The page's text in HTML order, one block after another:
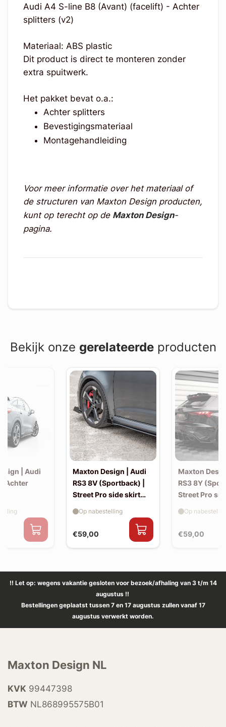
Audi A4 S-line B8 (Avant) (facelift) - Achter
splitters (v2)
Materiaal: ABS plastic
Dit product is direct te monteren zonder
extra spuitwerk.
Het pakket bevat o.a.:
Achter splitters
Bevestigingsmateriaal
Montagehandleiding
Voor meer informatie over het materiaal of
de structuren van Maxton Design producten,
kunt op terecht op de Maxton Design-
pagina.
Bekijk onze gerelateerdeproducten
| Audi
| Achter
Maxton Design | Audi
RS3 8V (Sportback) |
Street Pro side skirt
€59,00
Op nabestelling
Maxton
RS3 8Y
Street Pro
€59,00
Op
!! Let op: wegens vakantie gesloten voor bezoek/afhaling van 3 t/m 14
augustus !!
Bestellingen geplaatst tussen 7 en 17 augustus zullen vanaf 17
augustus verwerkt worden.
Maxton Design NL
KVK 99447398
BTW NL868995575B01